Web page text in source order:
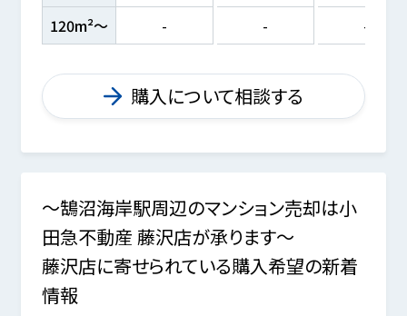
120m²～
-
-
-
購入について相談する
～鵠沼海岸駅周辺のマンション売却は小
田急不動産 藤沢店が承ります～
藤沢店に寄せられている購入希望の新着
情報